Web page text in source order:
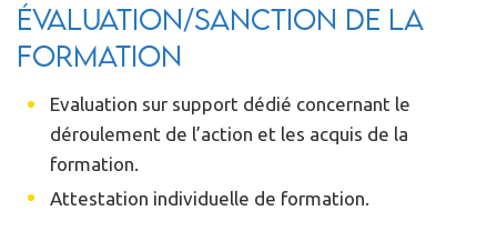
Évaluation/Sanction de la
formation
Evaluation sur support dédié concernant le
déroulement de l’action et les acquis de la
formation.
Attestation individuelle de formation.